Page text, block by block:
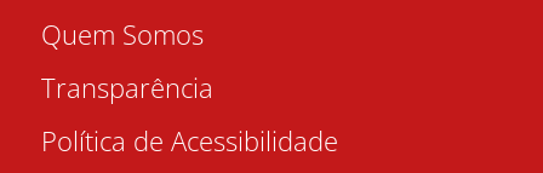
Quem Somos
Transparência
Política de Acessibilidade